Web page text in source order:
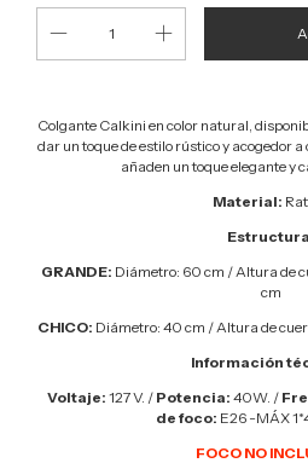
Colgante Calkini en color natural,
dar un toque de estilo rústico y acogedor
añaden un toque elegante y
Material:
GRANDE: Diámetro: 60 cm / Altura de
cm
CHICO: Diámetro: 40 cm / Altura de
Información
Voltaje: 127 V. / Potencia: 40W. /
de foco: E26 -MÁX
FOCO NO